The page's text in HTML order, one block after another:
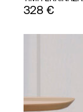
328 €